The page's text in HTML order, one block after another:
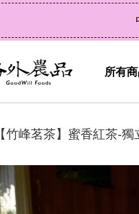
中
所有
【竹峰茗茶】蜜香紅茶-